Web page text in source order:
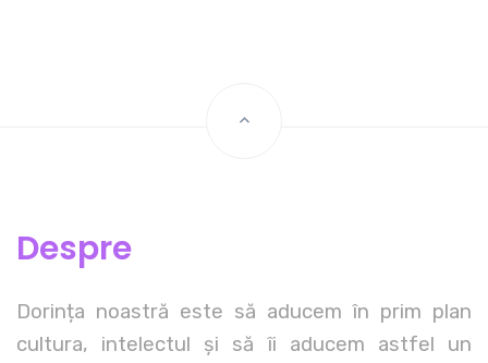
Despre
Dorința noastră este să aducem în prim plan
cultura, intelectul și să îi aducem astfel un